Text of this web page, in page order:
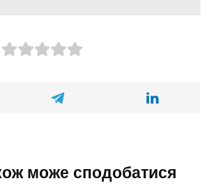
може сподобатися